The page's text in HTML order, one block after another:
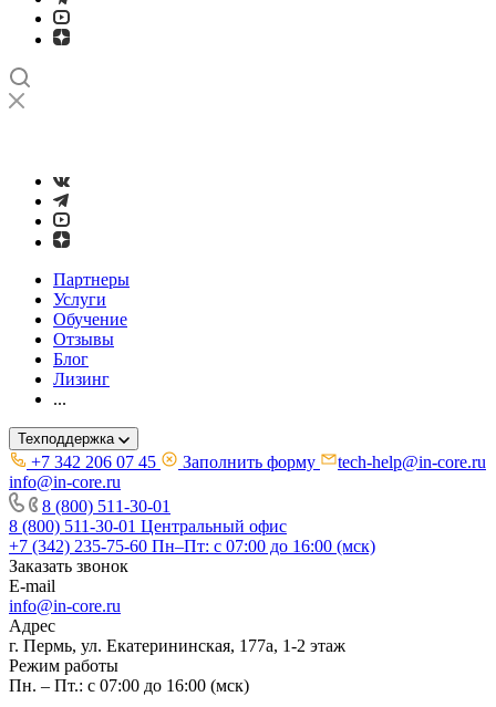
Партнеры
Услуги
Обучение
Отзывы
Блог
Лизинг
...
Техподдержка
+7 342 206 07 45 Заполнить форму
tech-help@in-core.ru
info@in-core.ru
8 (800) 511-30-01
8 (800) 511-30-01 Центральный офис
+7 (342) 235-75-60 Пн–Пт: с 07:00 до 16:00 (мск)
Заказать звонок
E-mail
info@in-core.ru
Адрес
г. Пермь, ул. ​Екатерининская, 177а, ​1-2 этаж
Режим работы
Пн. – Пт.: с 07:00 до 16:00 (мск)